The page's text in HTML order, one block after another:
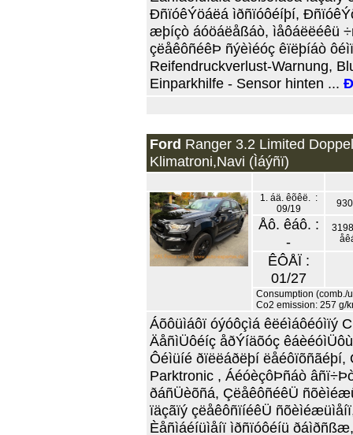
ÐñïóêÝöáëá ìðñïóôéíþí,
æþíçò áóöáëåßáò, ìåôáëëéêü
çëåêôñéêÞ ñýèìéóç êïëþíáò
Reifendruckverlust-Warnung,
Einparkhilfe - Sensor hinten ...
Ford Ranger 3.2 Limited
Klimatroni,Navi (Ìáýñï)
1. áä. êõêë. :
09/19
Åô. êáô. :
-
ÊÔÅÏ :
01/27
Consumption (comb./
Co2 emission: 257 g/
Áõôüìáôï óýóôçìá êëéìáôéóìïý
ÄåñìÜôéíç åðÝíäõóç
Ôéìüíé ðïëëáðëþí ëåéôïõñãéþí,
Parktronic , ÁéóèçôÞñáò
ðáñÜèõñá, ÇëåêôñéêÜ
ïäçãïý çëåêôñïíéêÜ
Èåñìáéíüìåíï ìðñïóôéíü